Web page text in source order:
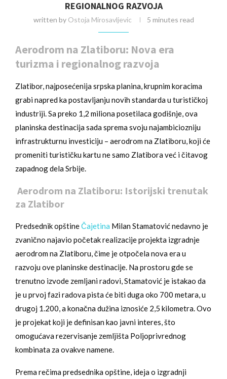
REGIONALNOG RAZVOJA
written by Ostoja Mirosavljevic 5 minutes read
Aerodrom na Zlatiboru: Nova era
turizma i regionalnog razvoja
Zlatibor, najposećenija srpska planina, krupnim koracima
grabi napred ka postavljanju novih standarda u turističkoj
industriji. Sa preko 1,2 miliona posetilaca godišnje, ova
planinska destinacija sada sprema svoju najambiciozniju
infrastrukturnu investiciju – aerodrom na Zlatiboru, koji će
promeniti turističku kartu ne samo Zlatibora već i čitavog
zapadnog dela Srbije.
Aerodrom na Zlatiboru: Istorijski trenutak
za Zlatibor
Predsednik opštineČajetina Milan Stamatović nedavno je
zvanično najavio početak realizacije projekta izgradnje
aerodrom na Zlatiboru, čime je otpočela nova era u
razvoju ove planinske destinacije. Na prostoru gde se
trenutno izvode zemljani radovi, Stamatović je istakao da
je u prvoj fazi radova pista će biti duga oko 700 metara, u
drugoj 1.200, a konačna dužina iznosiće 2,5 kilometra. Ovo
je projekat koji je definisan kao javni interes, što
omogućava rezervisanje zemljišta Poljoprivrednog
kombinata za ovakve namene.
Prema rečima predsednika opštine, ideja o izgradnji